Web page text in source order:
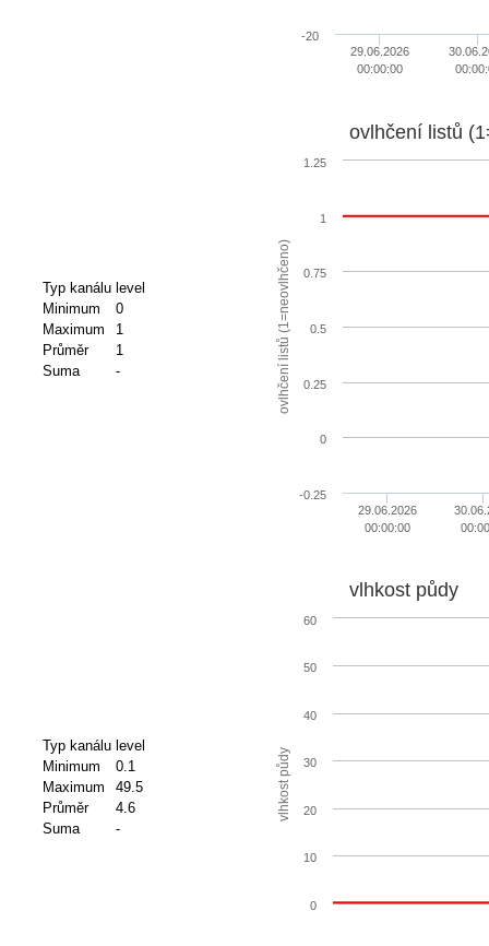
29.06.2026
00:00:00
-20
Typ kanálu level
Minimum
0
Maximum
1
Průměr
1
Suma
- ovlhčení listů (1=neovlhčeno)
ovlhčení listů
29.06.2026
00:00:00
-0.25
0
0.25
0.5
0.75
1
1.25
Typ kanálu level
Minimum
0.1
Maximum
49.5
Průměr
4.6
Suma
-
vlhkost půdy
vlhkost půdy
0
10
20
30
40
50
60